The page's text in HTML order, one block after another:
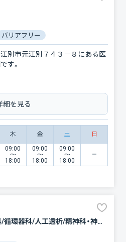
バリアフリー
別市元江別７４３－８にある医
す。
細を見る
木 金 土 日
09:00
〜
18:00
09:00
〜
18:00
09:00
〜
18:00
内科/呼吸器内科/消化器科/循環器科/人工透析/精神科・神経科/小児科/外科/乳腺外科/整形外科/皮膚科/泌尿器科/産婦人科/眼科/耳鼻咽喉科/麻酔科/リハビリテーション/放射線科/臨床検査・病理診断